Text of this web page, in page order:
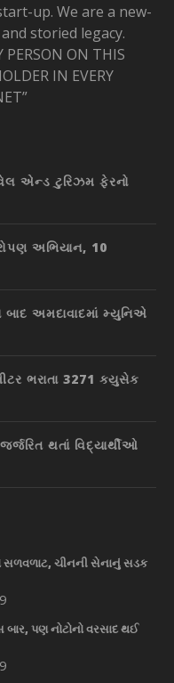
up. We are a new-
storied legacy.
PERSON ON THIS
IN EVERY
એન્ડ ટુરિઝમ ફેરનો
અભિયાન, 10
અમદાવાદમાં મ્યુનિએ
ભરાતા 3271 ક્યુસેક
થતાં વિદ્યાર્થીઓ
સળવળાટ, ચીનની સેનાનું સડક
પણ નોટોનો વરસાદ થઈ